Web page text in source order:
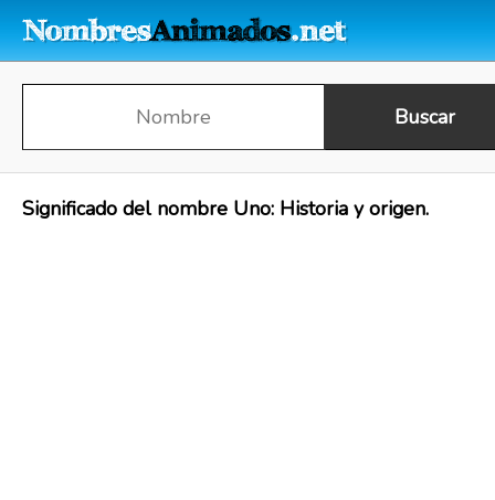
Significado del nombre Uno: Historia y origen.